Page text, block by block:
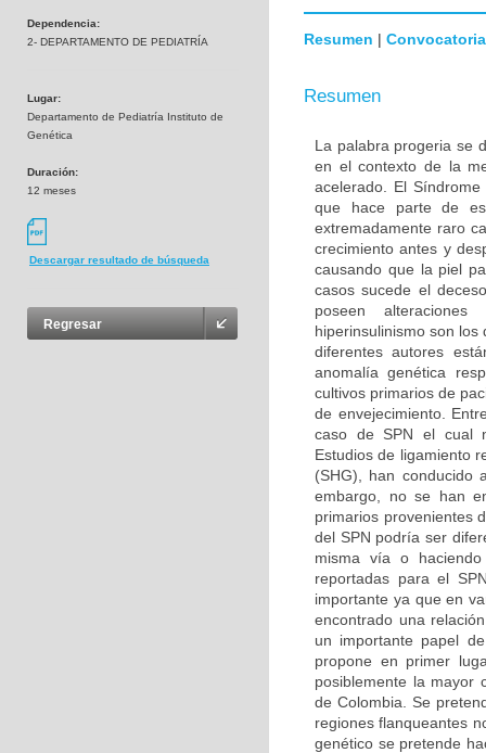
Dependencia:
2- DEPARTAMENTO DE PEDIATRÍA
Lugar:
Departamento de Pediatría Instituto de
Genética
Duración:
12 meses
Descargar resultado de búsqueda
Regresar
Resumen | Convocatoria
Resumen
La palabra progeria se
en el contexto de la
acelerado. El
que hace parte de
extremadamente raro
crecimiento antes y
causando que la piel
casos sucede el
poseen alteraciones
hiperinsulinismo son
diferentes autores
anomalía genética
cultivos primarios de
de envejecimiento.
caso de SPN el cual
Estudios de ligamiento
(SHG), han conducido
embargo, no se han
primarios provenientes
del SPN podría ser
misma vía o
reportadas para el
importante ya que en
encontrado una
un importante papel
propone en primer
posiblemente la mayor
de Colombia. Se
regiones flanqueantes
genético se pretende